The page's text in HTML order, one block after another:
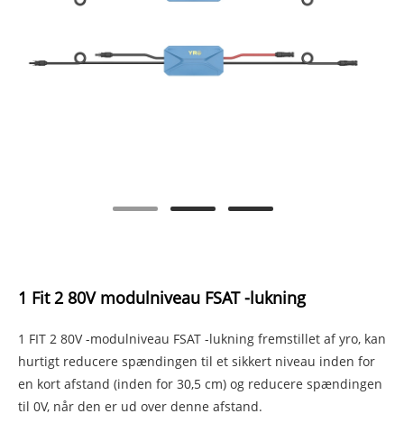
1 Fit 2 80V modulniveau FSAT -lukning
1 FIT 2 80V -modulniveau FSAT -lukning fremstillet af yro, kan
hurtigt reducere spændingen til et sikkert niveau inden for
en kort afstand (inden for 30,5 cm) og reducere spændingen
til 0V, når den er ud over denne afstand.